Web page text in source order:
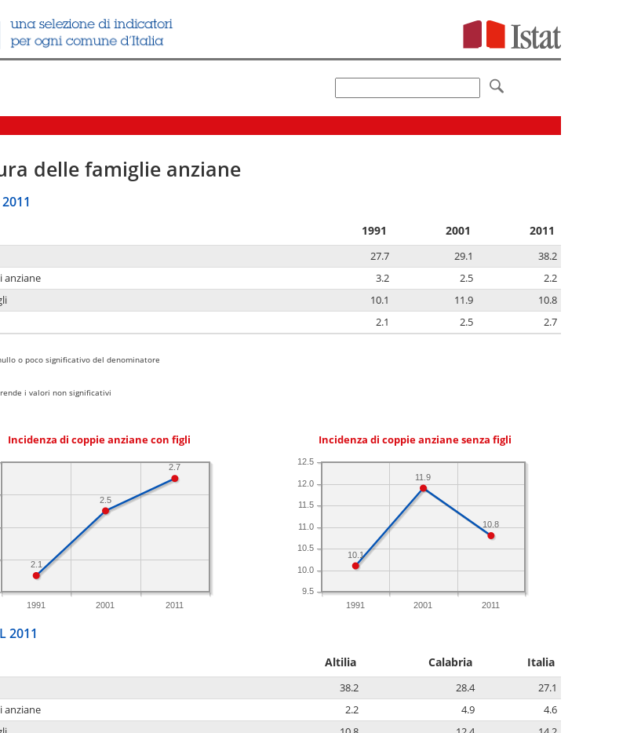
delle famiglie anziane
1991 2001 2011
27.7 29.1
38.2
anziane
3.2 2.5
2.2
10.1 11.9
10.8
2.1 2.5 2.7
o poco significativo del denominatore
i valori non significativi
Incidenza di coppie anziane con figli
1991 2001 2011
2.7
2.5
2.1
Incidenza di coppie anziane senza figli
1991 2001 2011
9.5
10.0
10.5
11.0
11.5
12.0
12.5
10.8
11.9
10.1
2011
Altilia Calabria Italia
38.2 28.4
27.1
anziane
2.2 4.9
4.6